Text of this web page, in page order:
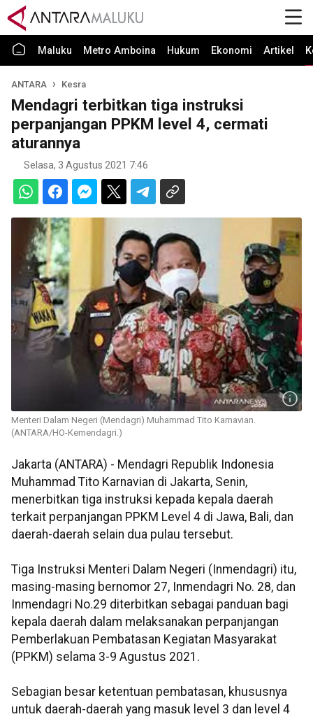
Maluku Metro Amboina Hukum Ekonomi Artikel
ANTARA Kesra
Mendagri terbitkan tiga instruksi
perpanjangan PPKM level 4, cermati
aturannya
Selasa, 3 Agustus 2021 7:46
Menteri Dalam Negeri (Mendagri) Muhammad Tito Karnavian.
(ANTARA/HO-Kemendagri.)
Jakarta (ANTARA) - Mendagri Republik Indonesia
Muhammad Tito Karnavian di Jakarta, Senin,
menerbitkan tiga instruksi kepada kepala daerah
terkait perpanjangan PPKM Level 4 di Jawa, Bali, dan
daerah-daerah selain dua pulau tersebut.
Tiga Instruksi Menteri Dalam Negeri (Inmendagri) itu,
masing-masing bernomor 27, Inmendagri No. 28, dan
Inmendagri No.29 diterbitkan sebagai panduan bagi
kepala daerah dalam melaksanakan perpanjangan
Pemberlakuan Pembatasan Kegiatan Masyarakat
(PPKM) selama 3-9 Agustus 2021.
Sebagian besar ketentuan pembatasan, khususnya
untuk daerah-daerah yang masuk level 3 dan level 4